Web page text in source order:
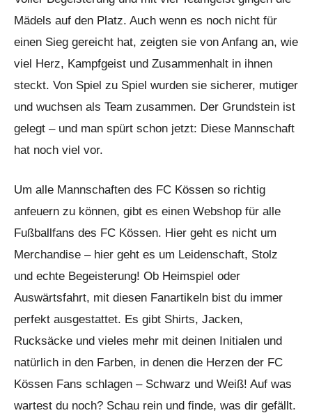
Mädels auf den Platz. Auch wenn es noch nicht für
einen Sieg gereicht hat, zeigten sie von Anfang an, wie
viel Herz, Kampfgeist und Zusammenhalt in ihnen
steckt. Von Spiel zu Spiel wurden sie sicherer, mutiger
und wuchsen als Team zusammen. Der Grundstein ist
gelegt – und man spürt schon jetzt: Diese Mannschaft
hat noch viel vor.
Um alle Mannschaften des FC Kössen so richtig
anfeuern zu können, gibt es einen Webshop für alle
Fußballfans des FC Kössen. Hier geht es nicht um
Merchandise – hier geht es um Leidenschaft, Stolz
und echte Begeisterung! Ob Heimspiel oder
Auswärtsfahrt, mit diesen Fanartikeln bist du immer
perfekt ausgestattet. Es gibt Shirts, Jacken,
Rucksäcke und vieles mehr mit deinen Initialen und
natürlich in den Farben, in denen die Herzen der FC
Kössen Fans schlagen – Schwarz und Weiß! Auf was
wartest du noch? Schau rein und finde, was dir gefällt.